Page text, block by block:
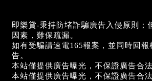
即樂貸-秉持防堵詐騙廣告入侵原則；
因素，難保疏漏。
如有受騙請速電165報案，並同時回報
告。
本站僅提供廣告曝光，不保證廣告合
本站僅提供廣告曝光，不保證廣告合